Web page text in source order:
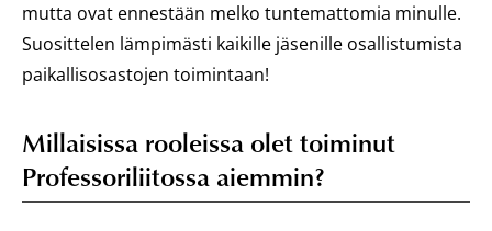
mutta ovat ennestään melko tuntemattomia minulle.
Suosittelen lämpimästi kaikille jäsenille osallistumista
paikallisosastojen toimintaan!
Millaisissa rooleissa olet toiminut
Professoriliitossa aiemmin?